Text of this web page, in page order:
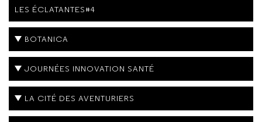
LES ÉCLATANTES#4
BOTANICA
JOURNÉES INNOVATION SANTÉ
LA CITÉ DES AVENTURIERS